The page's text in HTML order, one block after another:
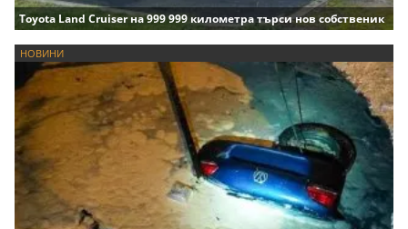
Toyota Land Cruiser на 999 999 километра търси нов собственик
НОВИНИ